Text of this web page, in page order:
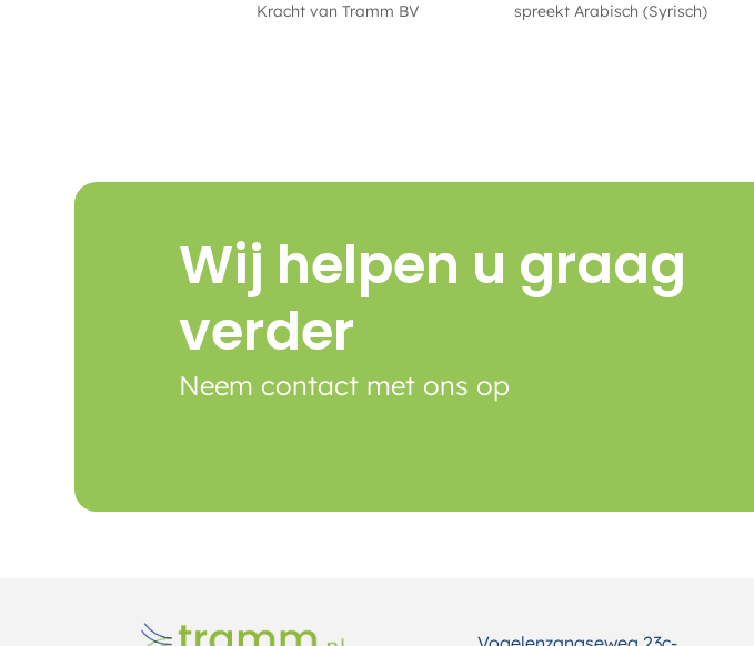
Kracht van Tramm BV
spreekt Arabisch (Syrisch)
Wij helpen u graag
verder
Neem contact met ons op